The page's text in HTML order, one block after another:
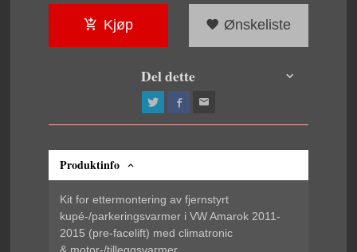
Kjøp Ønskeliste
Del dette
Produktinfo
Kit for ettermontering av fjernstyrt
kupé-/parkeringsvarmer i VW Amarok 2011-
2015 (pre-facelift) med climatronic